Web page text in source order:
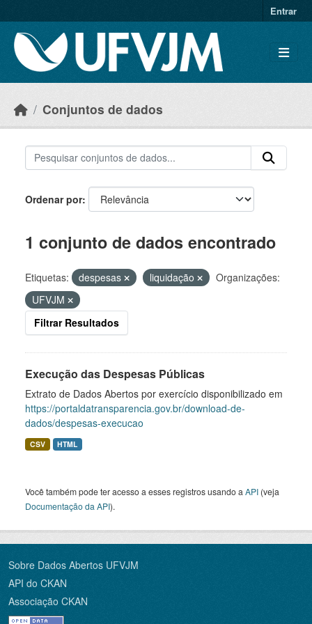
Entrar
Conjuntos de dados
Ordenar por
1 conjunto de dados encontrado
Etiquetas: despesas liquidação
Organizações:
UFVJM
Filtrar Resultados
Execução das Despesas Públicas
Extrato de Dados Abertos por exercício disponibilizado em
https://portaldatransparencia.gov.br/download-de-
dados/despesas-execucao
CSV HTML
Você também pode ter acesso a esses registros usando a API (veja
Documentação da API).
Sobre Dados Abertos UFVJM
API do CKAN
Associação CKAN